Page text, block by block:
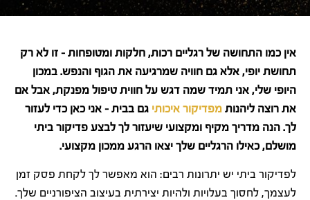
אין כמו התחושה של רגליים רכות, חלקות ומטופחות – זו לא רק
תחושת יופי, אלא גם חוויה שמרגיעה את הגוף והנפש. במכון
היופי שלי, אני תמיד שמה דגש על חווית טיפול מפנקת, אבל אם
את רוצה ליהנות מפדיקור איכותי גם בבית – אני כאן כדי לעזור
לך. הנה מדריך מקיף ומקצועי שיעזור לך לבצע פדיקור ביתי
מושלם, כאילו הרגליים שלך יצאו הרגע ממכון מקצועי.
לפדיקור ביתי יש יתרונות רבים: הוא מאפשר לך לקחת פסק זמן
לעצמך, לחסוך בעלויות ולהיות יצירתית בעיצוב הציפורניים שלך.